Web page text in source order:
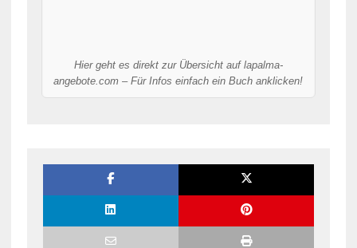
Hier geht es direkt zur Übersicht auf lapalma-
angebote.com – Für Infos einfach ein Buch anklicken!